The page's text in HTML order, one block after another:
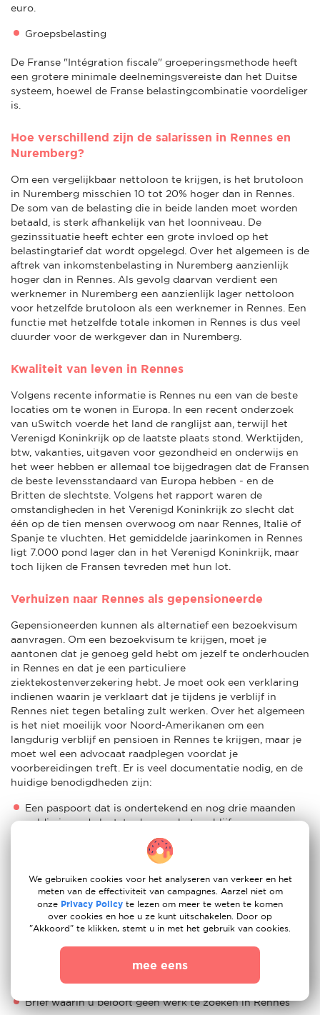
euro.
Groepsbelasting
De Franse "Intégration fiscale" groeperingsmethode heeft
een grotere minimale deelnemingsvereiste dan het Duitse
systeem, hoewel de Franse belastingcombinatie voordeliger
is.
Hoe verschillend zijn de salarissen in Rennes en
Nuremberg?
Om een vergelijkbaar nettoloon te krijgen, is het brutoloon
in Nuremberg misschien 10 tot 20% hoger dan in Rennes.
De som van de belasting die in beide landen moet worden
betaald, is sterk afhankelijk van het loonniveau. De
gezinssituatie heeft echter een grote invloed op het
belastingtarief dat wordt opgelegd. Over het algemeen is de
aftrek van inkomstenbelasting in Nuremberg aanzienlijk
hoger dan in Rennes. Als gevolg daarvan verdient een
werknemer in Nuremberg een aanzienlijk lager nettoloon
voor hetzelfde brutoloon als een werknemer in Rennes. Een
functie met hetzelfde totale inkomen in Rennes is dus veel
duurder voor de werkgever dan in Nuremberg.
Kwaliteit van leven in Rennes
Volgens recente informatie is Rennes nu een van de beste
locaties om te wonen in Europa. In een recent onderzoek
van uSwitch voerde het land de ranglijst aan, terwijl het
Verenigd Koninkrijk op de laatste plaats stond. Werktijden,
btw, vakanties, uitgaven voor gezondheid en onderwijs en
het weer hebben er allemaal toe bijgedragen dat de Fransen
de beste levensstandaard van Europa hebben - en de
Britten de slechtste. Volgens het rapport waren de
omstandigheden in het Verenigd Koninkrijk zo slecht dat
één op de tien mensen overwoog om naar Rennes, Italië of
Spanje te vluchten. Het gemiddelde jaarinkomen in Rennes
ligt 7.000 pond lager dan in het Verenigd Koninkrijk, maar
toch lijken de Fransen tevreden met hun lot.
Verhuizen naar Rennes als gepensioneerde
Gepensioneerden kunnen als alternatief een bezoekvisum
aanvragen. Om een bezoekvisum te krijgen, moet je
aantonen dat je genoeg geld hebt om jezelf te onderhouden
in Rennes en dat je een particuliere
ziektekostenverzekering hebt. Je moet ook een verklaring
indienen waarin je verklaart dat je tijdens je verblijf in
Rennes niet tegen betaling zult werken. Over het algemeen
is het niet moeilijk voor Noord-Amerikanen om een
langdurig verblijf en pensioen in Rennes te krijgen, maar je
moet wel een advocaat raadplegen voordat je
voorbereidingen treft. Er is veel documentatie nodig, en de
huidige benodigdheden zijn:
Een paspoort dat is ondertekend en nog drie maanden
geldig is na de laatste dag van het verblijf
Een pasfoto die op het formulier is geplakt/geplakt
Een geldig paspoort
Inkomensdocumentatie
Een ondertekend en leesbaar ingevuld aanvraagformulier
Documenten van ziektekostenverzekering
Bewijs van verblijf in Rennes
Brief waarin u belooft geen werk te zoeken in Rennes
We gebruiken cookies voor het analyseren van verkeer en het
meten van de effectiviteit van campagnes. Aarzel niet om
onze Privacy Policy te lezen om meer te weten te komen
over cookies en hoe u ze kunt uitschakelen. Door op
"Akkoord" te klikken, stemt u in met het gebruik van cookies.
mee eens